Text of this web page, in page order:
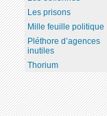
Les prisons
Mille feuille politique
Pléthore d’agences
inutiles
Thorium